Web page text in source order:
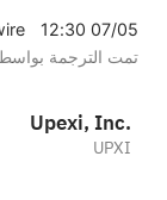
12:30 07/05
تمت الترجمة
Upexi, Inc.
UPXI